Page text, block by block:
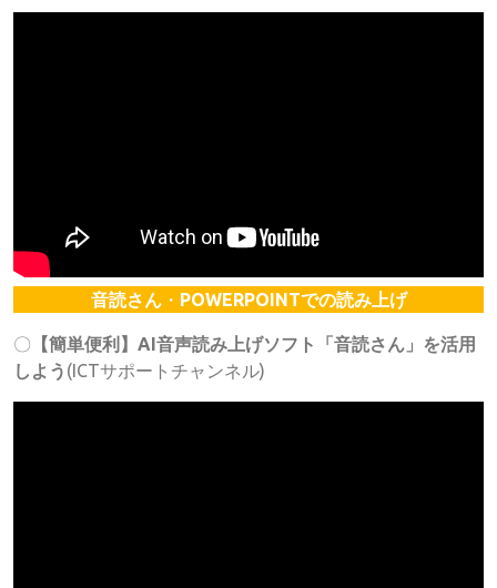
音読さん ・ POWERPOINTでの読み上げ
〇 【簡単便利】AI音声読み上げソフト「音読さん」を活用
しよう (ICTサポートチャンネル)